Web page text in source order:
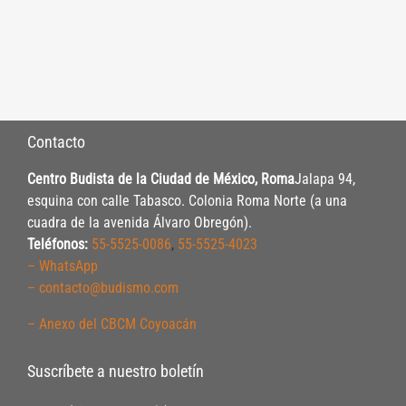
Contacto
Centro Budista de la Ciudad de México, RomaJalapa 94,
esquina con calle Tabasco. Colonia Roma Norte (a una
cuadra de la avenida Álvaro Obregón).
Teléfonos: 55-5525-0086, 55-5525-4023
– WhatsApp
– contacto@budismo.com
– Anexo del CBCM Coyoacán
Suscríbete a nuestro boletín